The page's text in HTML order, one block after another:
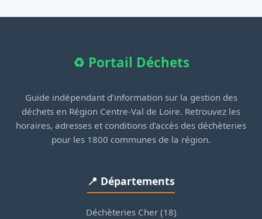
♻️ Portail Déchets
Guide indépendant d'information sur la gestion des
déchets en Région Centre-Val de Loire. Retrouvez les
horaires, adresses et conditions d'accès des déchèteries
pour les 1800 communes de la région.
📍 Départements
Déchèteries Cher (18)